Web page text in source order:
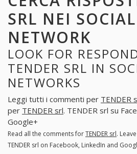
SRL NEI SOCIAL
NETWORK
LOOK FOR
TENDER SRL IN
NETWORKS
Leggi tutti i commenti per TENDER
per TENDER srl. TENDER srl su
Google+
Read all the comments forTENDER srl.
TENDER srl on Facebook, LinkedIn and